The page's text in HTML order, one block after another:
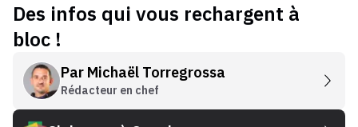
Des infos qui vous rechargent à
bloc !
Par Michaël Torregrossa
Rédacteur en chef